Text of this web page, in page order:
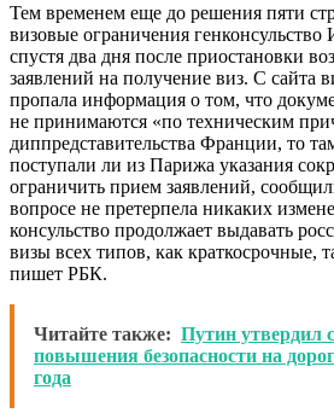
Тем временем еще до решения пяти
визовые ограничения
спустя два дня после приостановки
заявлений на получение виз. С сайта
пропала информация о том, что
не принимаются «по техническим
диппредставительства Франции, то
поступали ли из Парижа указания
ограничить прием заявлений,
вопросе не претерпела никаких
консульство продолжает выдавать
визы всех типов, как краткосрочные,
пишет РБК.
Читайте также: Путин утвердил
повышения безопасности на
года